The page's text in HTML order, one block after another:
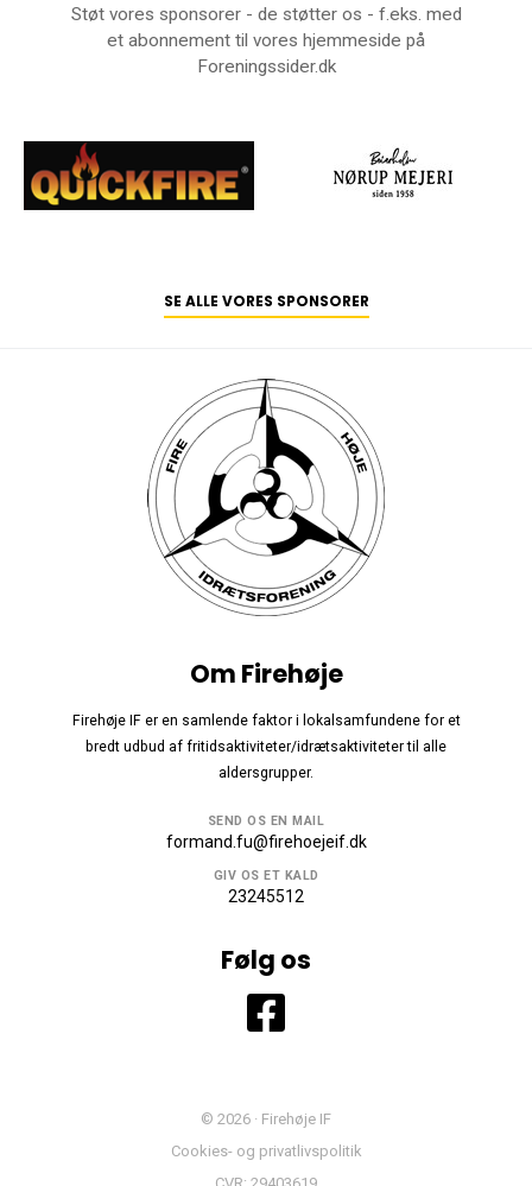
Støt vores sponsorer - de støtter os - f.eks. med
et abonnement til vores hjemmeside på
Foreningssider.dk
SE ALLE VORES SPONSORER
Om Firehøje
Firehøje IF er en samlende faktor i lokalsamfundene for et
bredt udbud af fritidsaktiviteter/idrætsaktiviteter til alle
aldersgrupper.
SEND OS EN MAIL
formand.fu@firehoejeif.dk
GIV OS ET KALD
23245512
Følg os
© 2026 · Firehøje IF
Cookies- og privatlivspolitik